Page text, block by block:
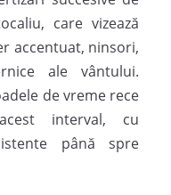
care vizează
accentuat, ninsori,
ale vântului.
de vreme rece
interval, cu
până spre